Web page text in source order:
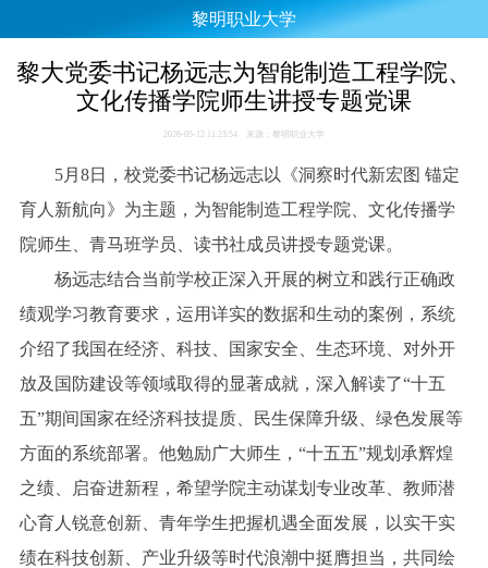
黎明职业大学
黎大党委书记杨远志为智能制造工程学院、
文化传播学院师生讲授专题党课
2026-05-12 11:23:54 来源：黎明职业大学
5月8日，校党委书记杨远志以《洞察时代新宏图 锚定
育人新航向》为主题，为智能制造工程学院、文化传播学
院师生、青马班学员、读书社成员讲授专题党课。
杨远志结合当前学校正深入开展的树立和践行正确政
绩观学习教育要求，运用详实的数据和生动的案例，系统
介绍了我国在经济、科技、国家安全、生态环境、对外开
放及国防建设等领域取得的显著成就，深入解读了“十五
五”期间国家在经济科技提质、民生保障升级、绿色发展等
方面的系统部署。他勉励广大师生，“十五五”规划承辉煌
之绩、启奋进新程，希望学院主动谋划专业改革、教师潜
心育人锐意创新、青年学生把握机遇全面发展，以实干实
绩在科技创新、产业升级等时代浪潮中挺膺担当，共同绘